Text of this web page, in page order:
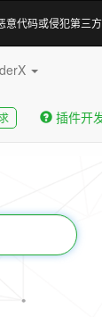
意代码或侵犯第三
插件开